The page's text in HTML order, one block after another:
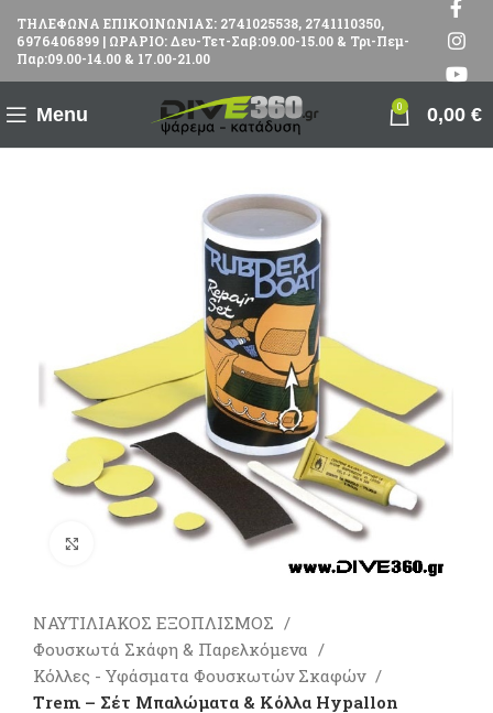
ΤΗΛΕΦΩΝΑ ΕΠΙΚΟΙΝΩΝΙΑΣ: 2741025538, 2741110350,
6976406899 | ΩΡΑΡΙΟ: Δευ-Τετ-Σαβ:09.00-15.00 & Τρι-Πεμ-
Παρ:09.00-14.00 & 17.00-21.00
Menu 0 0,00 €
Πατήστε για μεγέθυνση
ΝΑΥΤΙΛΙΑΚΟΣ ΕΞΟΠΛΙΣΜΟΣ
Φουσκωτά Σκάφη & Παρελκόμενα
Κόλλες - Υφάσματα Φουσκωτών Σκαφών
Trem – Σέτ Μπαλώματα & Κόλλα Hypallon